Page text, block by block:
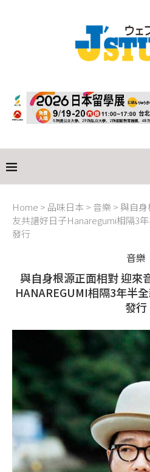
Home > 品味日本 > 音樂 >與自身
友共譜好日子Hanaregumi相隔3年
發行
音樂
與自身根源正面相對 迎來
HANAREGUMI相隔3年半全
發行